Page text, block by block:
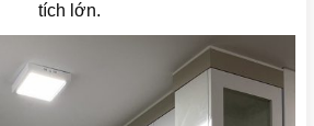
tích lớn.